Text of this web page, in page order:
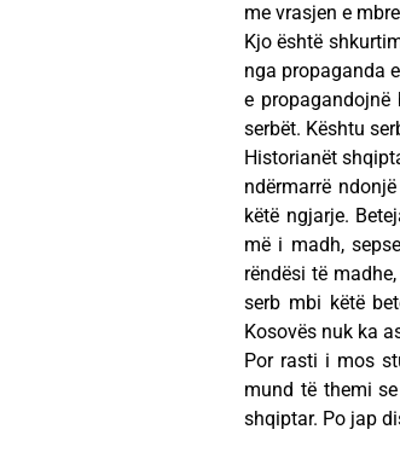
me vrasjen e
Kjo është
nga propaganda
e propagandojnë
serbët. Kështu
Historianët
ndërmarrë
këtë ngjarje.
më i madh,
rëndësi të
serb mbi këtë
Kosovës nuk ka
Por rasti i mos
mund të themi
shqiptar. Po jap